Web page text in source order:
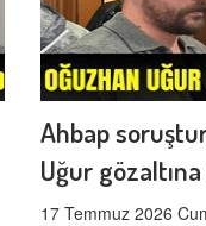
Ahbap
Uğur gözaltına
17 Temmuz 2026